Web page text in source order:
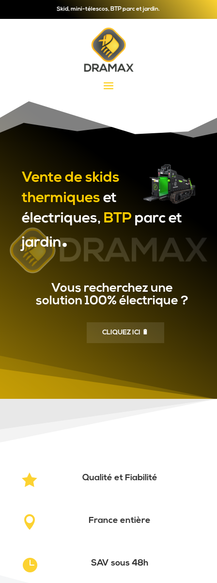
Skid, mini-télescos, BTP parc et jardin.
Vente de skids
thermiques et
électriques, BTP parc et
jardin.
Vous recherchez une
solution 100% électrique ?
CLIQUEZ ICI 🔋
 Qualité et Fiabilité
 France entière
 SAV sous 48h